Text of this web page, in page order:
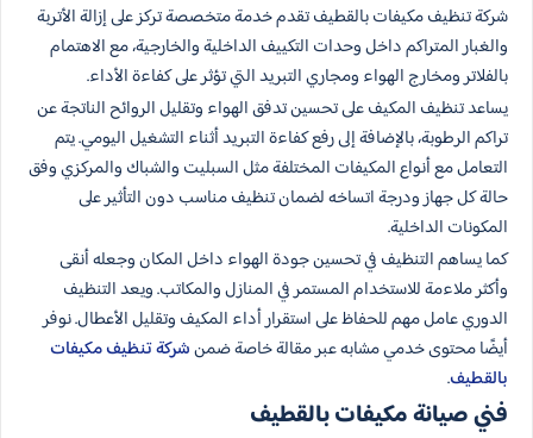
شركة تنظيف مكيفات بالقطيف تقدم خدمة متخصصة تركز على إزالة الأتربة
والغبار المتراكم داخل وحدات التكييف الداخلية والخارجية، مع الاهتمام
بالفلاتر ومخارج الهواء ومجاري التبريد التي تؤثر على كفاءة الأداء.
يساعد تنظيف المكيف على تحسين تدفق الهواء وتقليل الروائح الناتجة عن
تراكم الرطوبة، بالإضافة إلى رفع كفاءة التبريد أثناء التشغيل اليومي. يتم
التعامل مع أنواع المكيفات المختلفة مثل السبليت والشباك والمركزي وفق
حالة كل جهاز ودرجة اتساخه لضمان تنظيف مناسب دون التأثير على
المكونات الداخلية.
كما يساهم التنظيف في تحسين جودة الهواء داخل المكان وجعله أنقى
وأكثر ملاءمة للاستخدام المستمر في المنازل والمكاتب. ويعد التنظيف
الدوري عامل مهم للحفاظ على استقرار أداء المكيف وتقليل الأعطال. نوفر
أيضًا محتوى خدمي مشابه عبر مقالة خاصة ضمنشركة تنظيف مكيفات
بالقطيف.
فني صيانة مكيفات بالقطيف